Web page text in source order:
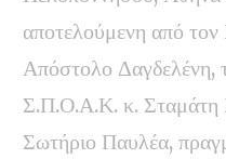
αποτελούμενη από
Απόστολο Δαγδελένη,
Σ.Π.Ο.Α.Κ. κ. Σταμάτη
Σωτήριο Παυλέα,